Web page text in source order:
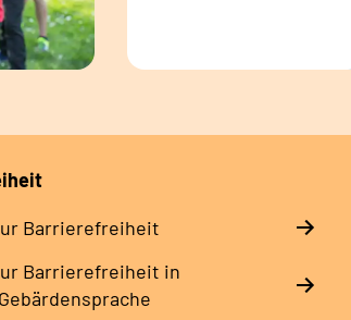
Barrierefreiheit
Barrierefreiheit in